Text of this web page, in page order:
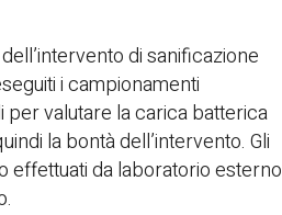
di sanificazione
i campionamenti
per valutare la carica batterica
la bontà dell’intervento. Gli
effettuati da laboratorio esterno